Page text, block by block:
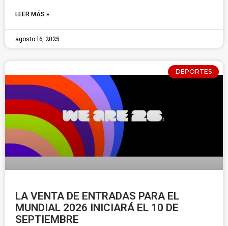
LEER MÁS »
agosto 16, 2025
DEPORTES
LA VENTA DE ENTRADAS PARA EL
MUNDIAL 2026 INICIARÁ EL 10 DE
SEPTIEMBRE